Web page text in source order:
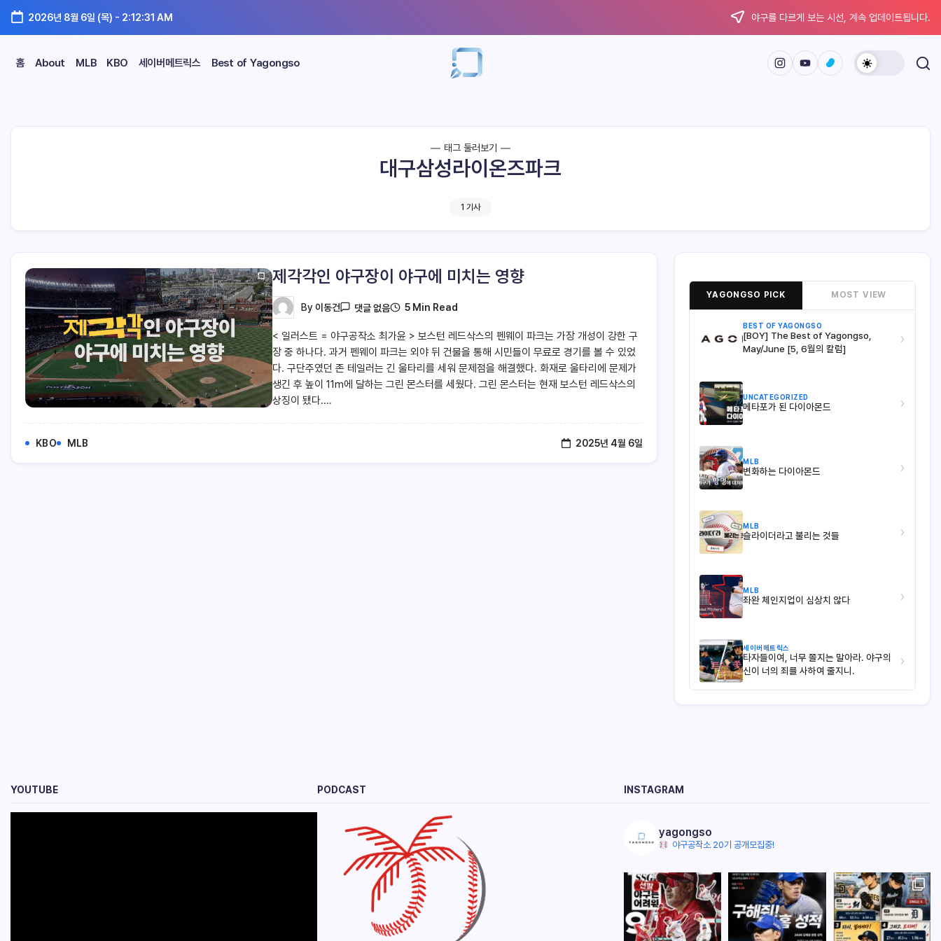
2026년 8월 6일 (목) - 2:12:31 AM 야구를 다르게 보는 시선, 계속 업데이트됩니다.
홈 About MLB KBO 세이버메트릭스 Best of Yagongso
태그 둘러보기
대구삼성라이온즈파크
1 기사
제각각인 야구장이 야구에 미치는 영향
By 이동건 댓글 없음 5 Min Read
< 일러스트 = 야구공작소 최가윤 > 보스턴 레드삭스의 펜웨이 파크는 가장 개성이 강한 구
장 중 하나다. 과거 펜웨이 파크는 외야 뒤 건물을 통해 시민들이 무료로 경기를 볼 수 있었
다. 구단주였던 존 테일러는 긴 울타리를 세워 문제점을 해결했다. 화재로 울타리에 문제가
생긴 후 높이 11m에 달하는 그린 몬스터를 세웠다. 그린 몬스터는 현재 보스턴 레드삭스의
상징이 됐다.…
KBO MLB 2025년 4월 6일
YAGONGSO PICK MOST VIEW
BEST OF YAGONGSO
[BOY] The Best of Yagongso,
May/June [5, 6월의 칼럼]
›
UNCATEGORIZED
메타포가 된 다이아몬드 ›
MLB
변화하는 다이아몬드 ›
MLB
슬라이더라고 불리는 것들 ›
MLB
좌완 체인지업이 심상치 않다 ›
세이버메트릭스
타자들이여, 너무 쫄지는 말아라. 야구의
신이 너의 죄를 사하여 줄지니.
›
YOUTUBE PODCAST INSTAGRAM
yagongso
야구공작소 20기 공개모집중!